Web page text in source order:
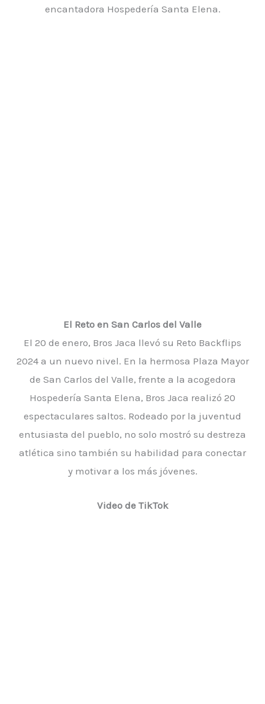
encantadora Hospedería Santa Elena.
El Reto en San Carlos del Valle
El 20 de enero, Bros Jaca llevó su Reto Backflips
2024 a un nuevo nivel. En la hermosa Plaza Mayor
de San Carlos del Valle, frente a la acogedora
Hospedería Santa Elena, Bros Jaca realizó 20
espectaculares saltos. Rodeado por la juventud
entusiasta del pueblo, no solo mostró su destreza
atlética sino también su habilidad para conectar
y motivar a los más jóvenes.
Video de TikTok